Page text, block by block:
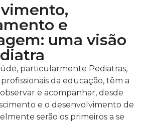
e
uma visão
particularmente Pediatras,
da educação, têm a
e acompanhar, desde
e o desenvolvimento de
serão os primeiros a se